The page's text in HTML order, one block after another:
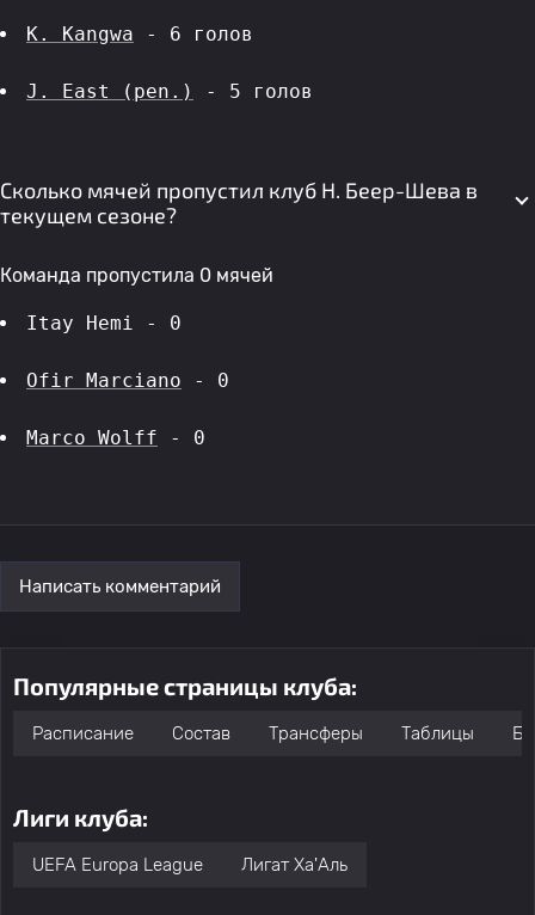
K. Kangwa - 6 голов
J. East (pen.) - 5 голов
Сколько мячей пропустил клуб H. Беер-Шева в
текущем сезоне?
Команда пропустила 0 мячей
Itay Hemi - 0
Ofir Marciano - 0
Marco Wolff - 0
Написать комментарий
Популярные страницы клуба:
Расписание Состав Трансферы Таблицы
Лиги клуба:
UEFA Europa League Лигат Ха'Аль